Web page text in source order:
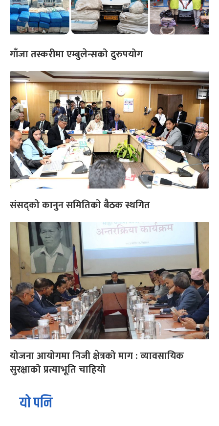
गाँजा तस्करीमा एम्बुलेन्सको दुरुपयोग
संसद्को कानुन समितिको बैठक स्थगित
योजना आयोगमा निजी क्षेत्रको माग : व्यावसायिक
सुरक्षाको प्रत्याभूति चाहियो
यो पनि